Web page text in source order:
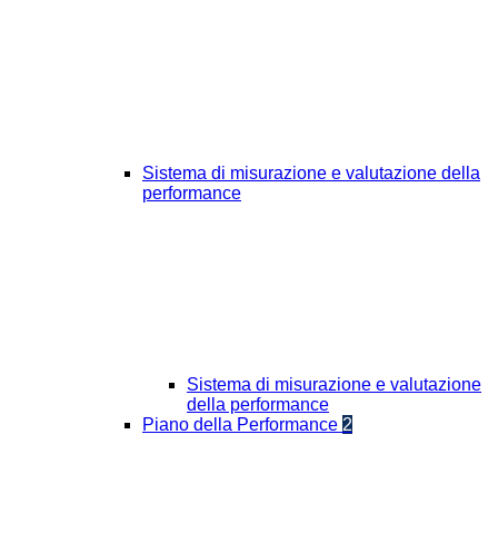
Sistema di misurazione e valutazione della
performance
Sistema di misurazione e valutazione
della performance
Piano della Performance 2